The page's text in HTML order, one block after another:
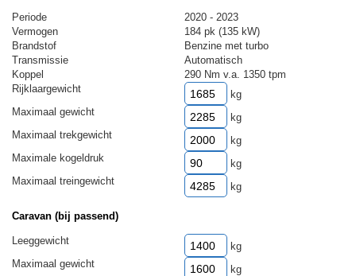
Periode
2020 - 2023
Vermogen
184 pk (135 kW)
Brandstof
Benzine met turbo
Transmissie
Automatisch
Koppel
290 Nm v.a. 1350 tpm
Rijklaargewicht
kg
Maximaal gewicht
kg
Maximaal trekgewicht
kg
Maximale kogeldruk
kg
Maximaal treingewicht
kg
Caravan (bij passend)
Leeggewicht
kg
Maximaal gewicht
kg